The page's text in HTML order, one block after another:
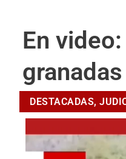
En
DESTACADAS,